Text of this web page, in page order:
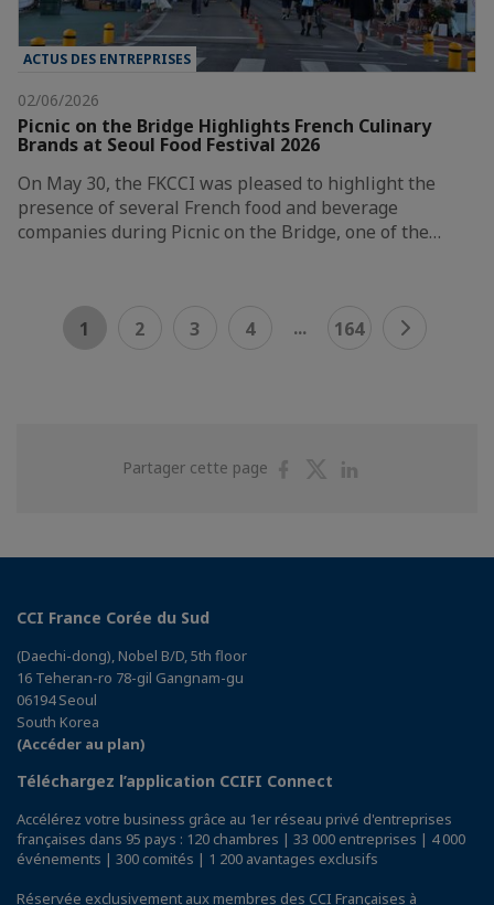
ACTUS DES ENTREPRISES
02/06/2026
Picnic on the Bridge Highlights French Culinary
Brands at Seoul Food Festival 2026
On May 30, the FKCCI was pleased to highlight the
presence of several French food and beverage
companies during Picnic on the Bridge, one of the…
1 2 3 4 ... 164
Partager cette page
PartagerPartager
CCI France Corée du Sud
(Daechi-dong), Nobel B/D, 5th floor
16 Teheran-ro 78-gil Gangnam-gu
06194 Seoul
South Korea
(Accéder au plan)
Téléchargez l’application CCIFI Connect
Accélérez votre business grâce au 1er réseau privé d'entreprises
françaises dans 95 pays : 120 chambres | 33 000 entreprises | 4 000
événements | 300 comités | 1 200 avantages exclusifs
Réservée exclusivement aux membres des CCI Françaises à